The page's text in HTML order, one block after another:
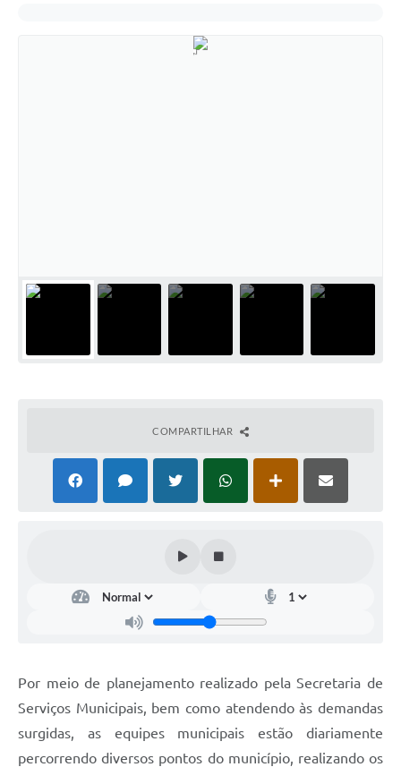
COMPARTILHAR
Por meio de planejamento realizado pela Secretaria de
Serviços Municipais, bem como atendendo às demandas
surgidas, as equipes municipais estão diariamente
percorrendo diversos pontos do município, realizando os